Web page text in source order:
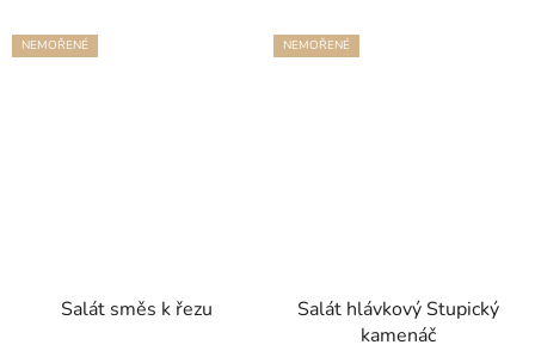
NEMOŘENÉ
Salát směs k řezu
NEMOŘENÉ
Salát hlávkový Stupický
kamenáč